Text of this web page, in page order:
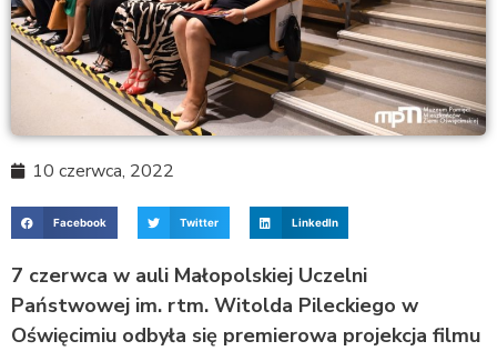
10 czerwca, 2022
Facebook Twitter LinkedIn
7 czerwca w auli Małopolskiej Uczelni
Państwowej im. rtm. Witolda Pileckiego w
Oświęcimiu odbyła się premierowa projekcja filmu